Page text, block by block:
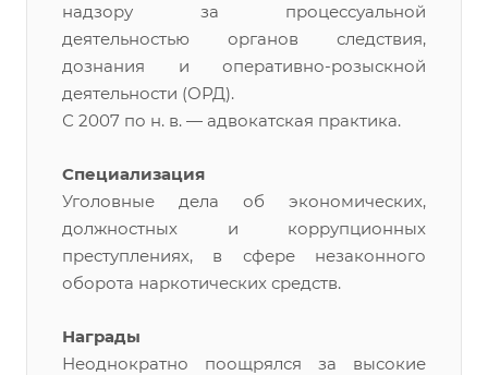
надзору за процессуальной
деятельностью органов следствия,
дознания и оперативно-розыскной
деятельности (ОРД).
С 2007 по н. в. — адвокатская практика.
Специализация
Уголовные дела об экономических,
должностных и коррупционных
преступлениях, в сфере незаконного
оборота наркотических средств.
Награды
Неоднократно поощрялся за высокие